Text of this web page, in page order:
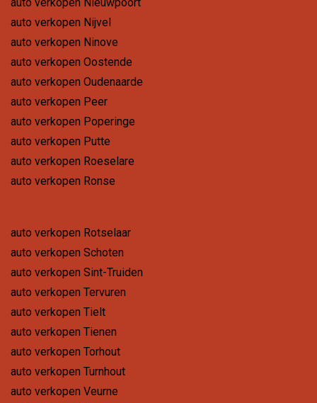
auto verkopen Nijvel
auto verkopen Ninove
auto verkopen Oostende
auto verkopen Oudenaarde
auto verkopen Peer
auto verkopen Poperinge
auto verkopen Putte
auto verkopen Roeselare
auto verkopen Ronse
auto verkopen Rotselaar
auto verkopen Schoten
auto verkopen Sint-Truiden
auto verkopen Tervuren
auto verkopen Tielt
auto verkopen Tienen
auto verkopen Torhout
auto verkopen Turnhout
auto verkopen Veurne